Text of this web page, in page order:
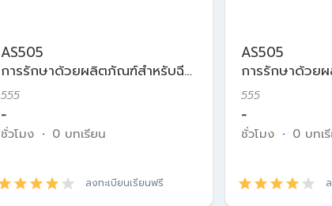
AS505
การรักษาด้วยผลิตภัณฑ์สำหรับฉีด
ในเวชศาสตร์ความงาม
555
-
ชั่วโมง · 0 บทเรียน
ลงทะเบียนเรียนฟรี
AS505
การรักษาด้วย
ในเวชศาสตร์คว
555
-
ชั่วโมง · 0 บทเ